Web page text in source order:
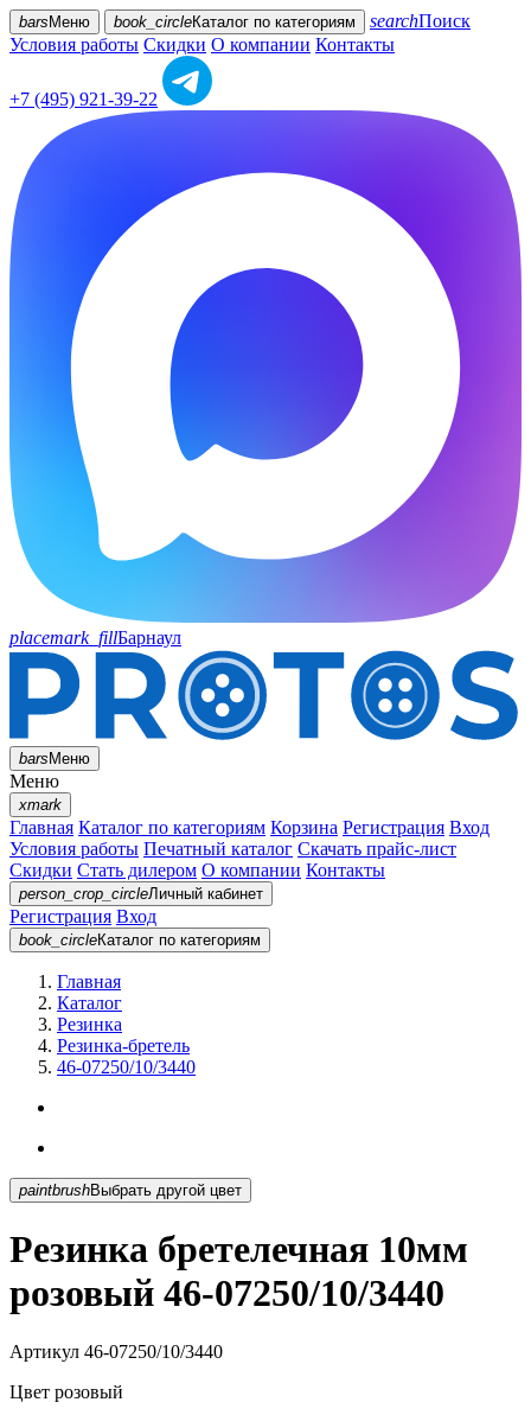
bars Меню book_circleКаталог по категориям searchПоиск
Условия работы Скидки О компании Контакты
+7 (495) 921-39-22
placemark_fillБарнаул
barsМеню
Меню
xmark
Главная Каталог по категориям Корзина Регистрация Вход
Условия работы Печатный каталог Скачать прайс-лист
Скидки Стать дилером О компании Контакты
person_crop_circleЛичный кабинет
Регистрация Вход
book_circleКаталог по категориям
Главная
Каталог
Резинка
Резинка-бретель
46-07250/10/3440
paintbrush Выбрать другой цвет
Резинка бретелечная 10мм
розовый 46-07250/10/3440
Артикул 46-07250/10/3440
Цвет розовый